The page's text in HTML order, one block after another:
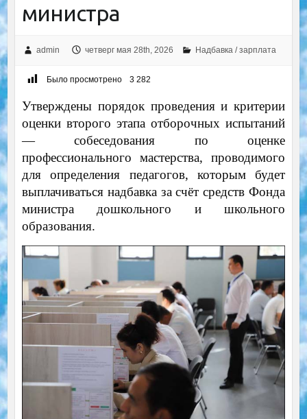
министра
admin четверг мая 28th, 2026 Надбавка / зарплата
Было просмотрено 3 282
Утверждены порядок проведения и критерии
оценки второго этапа отборочных испытаний
— собеседования по оценке
профессионального мастерства, проводимого
для определения педагогов, которым будет
выплачиваться надбавка за счёт средств Фонда
министра дошкольного и школьного
образования.